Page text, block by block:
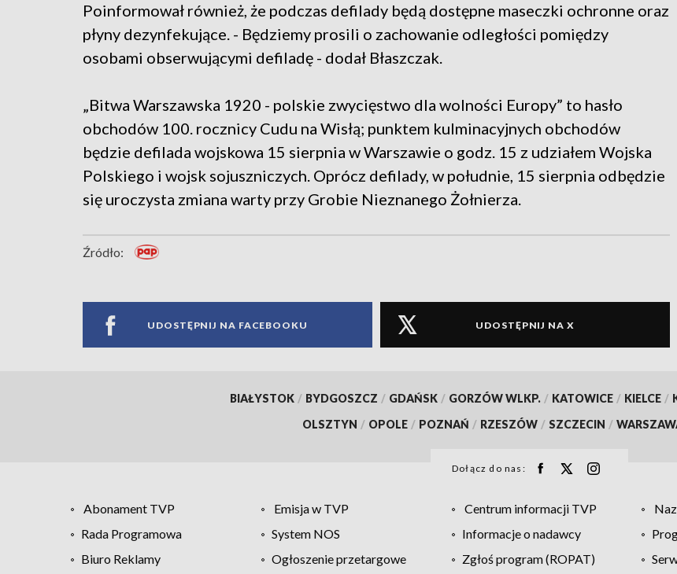
Poinformował również, że podczas defilady będą dostępne maseczki ochronne oraz
płyny dezynfekujące. - Będziemy prosili o zachowanie odległości pomiędzy
osobami obserwującymi defiladę - dodał Błaszczak.
„Bitwa Warszawska 1920 - polskie zwycięstwo dla wolności Europy” to hasło
obchodów 100. rocznicy Cudu na Wisłą; punktem kulminacyjnych obchodów
będzie defilada wojskowa 15 sierpnia w Warszawie o godz. 15 z udziałem Wojska
Polskiego i wojsk sojuszniczych. Oprócz defilady, w południe, 15 sierpnia odbędzie
się uroczysta zmiana warty przy Grobie Nieznanego Żołnierza.
Źródło:
UDOSTĘPNIJ NA FACEBOOKU UDOSTĘPNIJ NA X
BIAŁYSTOK / BYDGOSZCZ / GDAŃSK / GORZÓW WLKP. / KATOWICE / KIELCE /
OLSZTYN / OPOLE / POZNAŃ / RZESZÓW / SZCZECIN /
Dołącz do nas:
Abonament TVP Emisja w TVP Centrum informacji TVP
Rada Programowa
System NOS Informacje o nadawcy
Biuro Reklamy
Ogłoszenie przetargowe Zgłoś program (ROPAT)